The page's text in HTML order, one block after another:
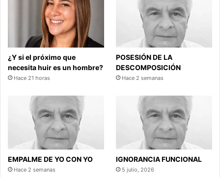
¿Y si el próximo que
necesita huir es un hombre?
Hace 21 horas
POSESIÓN DE LA
DESCOMPOSICIÓN
Hace 2 semanas
EMPALME DE YO CON YO
Hace 2 semanas
IGNORANCIA FUNCIONAL
5 julio, 2026